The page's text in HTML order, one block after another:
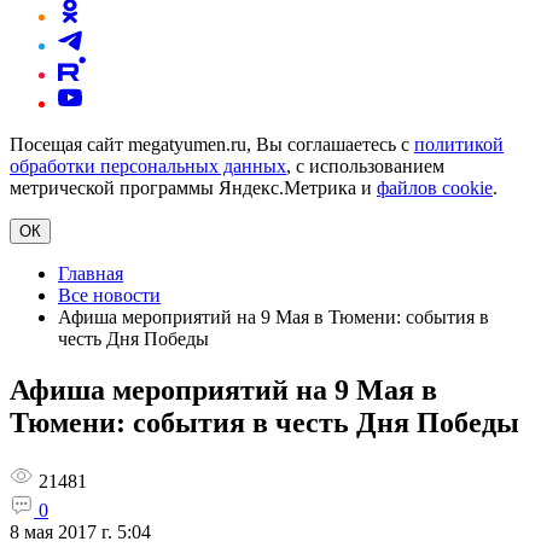
Посещая сайт megatyumen.ru, Вы соглашаетесь с политикой
обработки персональных данных, с использованием
метрической программы Яндекс.Метрика и файлов cookie.
ОК
Главная
Все новости
Афиша мероприятий на 9 Мая в Тюмени: события в
честь Дня Победы
Афиша мероприятий на 9 Мая в
Тюмени: события в честь Дня Победы
21481
0
8 мая 2017 г. 5:04